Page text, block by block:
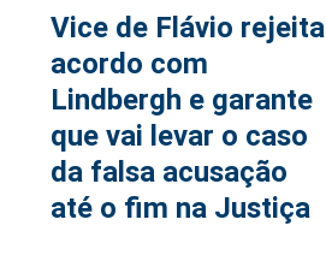
Vice de Flávio rejeita
acordo com
Lindbergh e garante
que vai levar o caso
da falsa acusação
até o fim na Justiça